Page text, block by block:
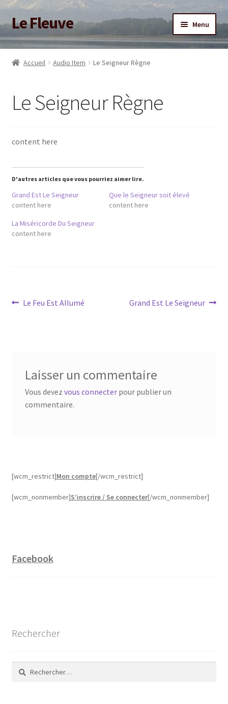
Aller
à
la
navigation
Aller
au
contenu
Le Fleuve Menu
Accueil
Ouvrir
Boutique
Accueil Audio Item Le Seigneur Règne
Le Seigneur Règne
content here
D'autres articles que vous pourriez aimer lire.
Grand Est Le Seigneur
content here
Que le Seigneur soit élevé
content here
La Miséricorde Du Seigneur
content here
Navigation
Article
Le Feu Est Allumé
Article
Grand Est Le Seigneur
Laisser un commentaire
Vous devez vous connecterpour publier un
commentaire.
[wcm_restrict]Mon compte[/wcm_restrict]
[wcm_nonmember]S’inscrire / Se connecter[/wcm_nonmember]
Facebook
Rechercher
Rechercher :